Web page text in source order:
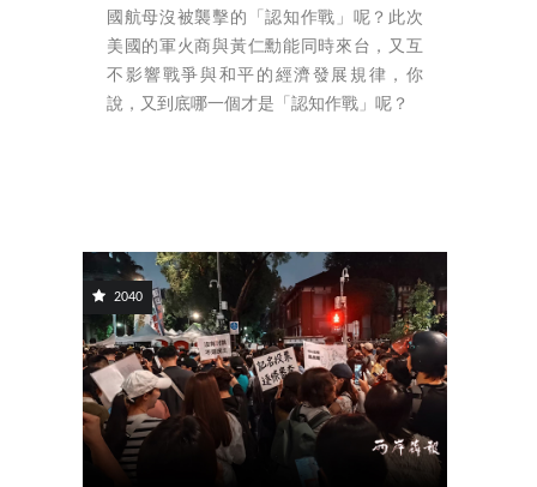
國航母沒被襲擊的「認知作戰」呢？此次
美國的軍火商與黃仁勳能同時來台，又互
不影響戰爭與和平的經濟發展規律，你
說，又到底哪一個才是「認知作戰」呢？
2040